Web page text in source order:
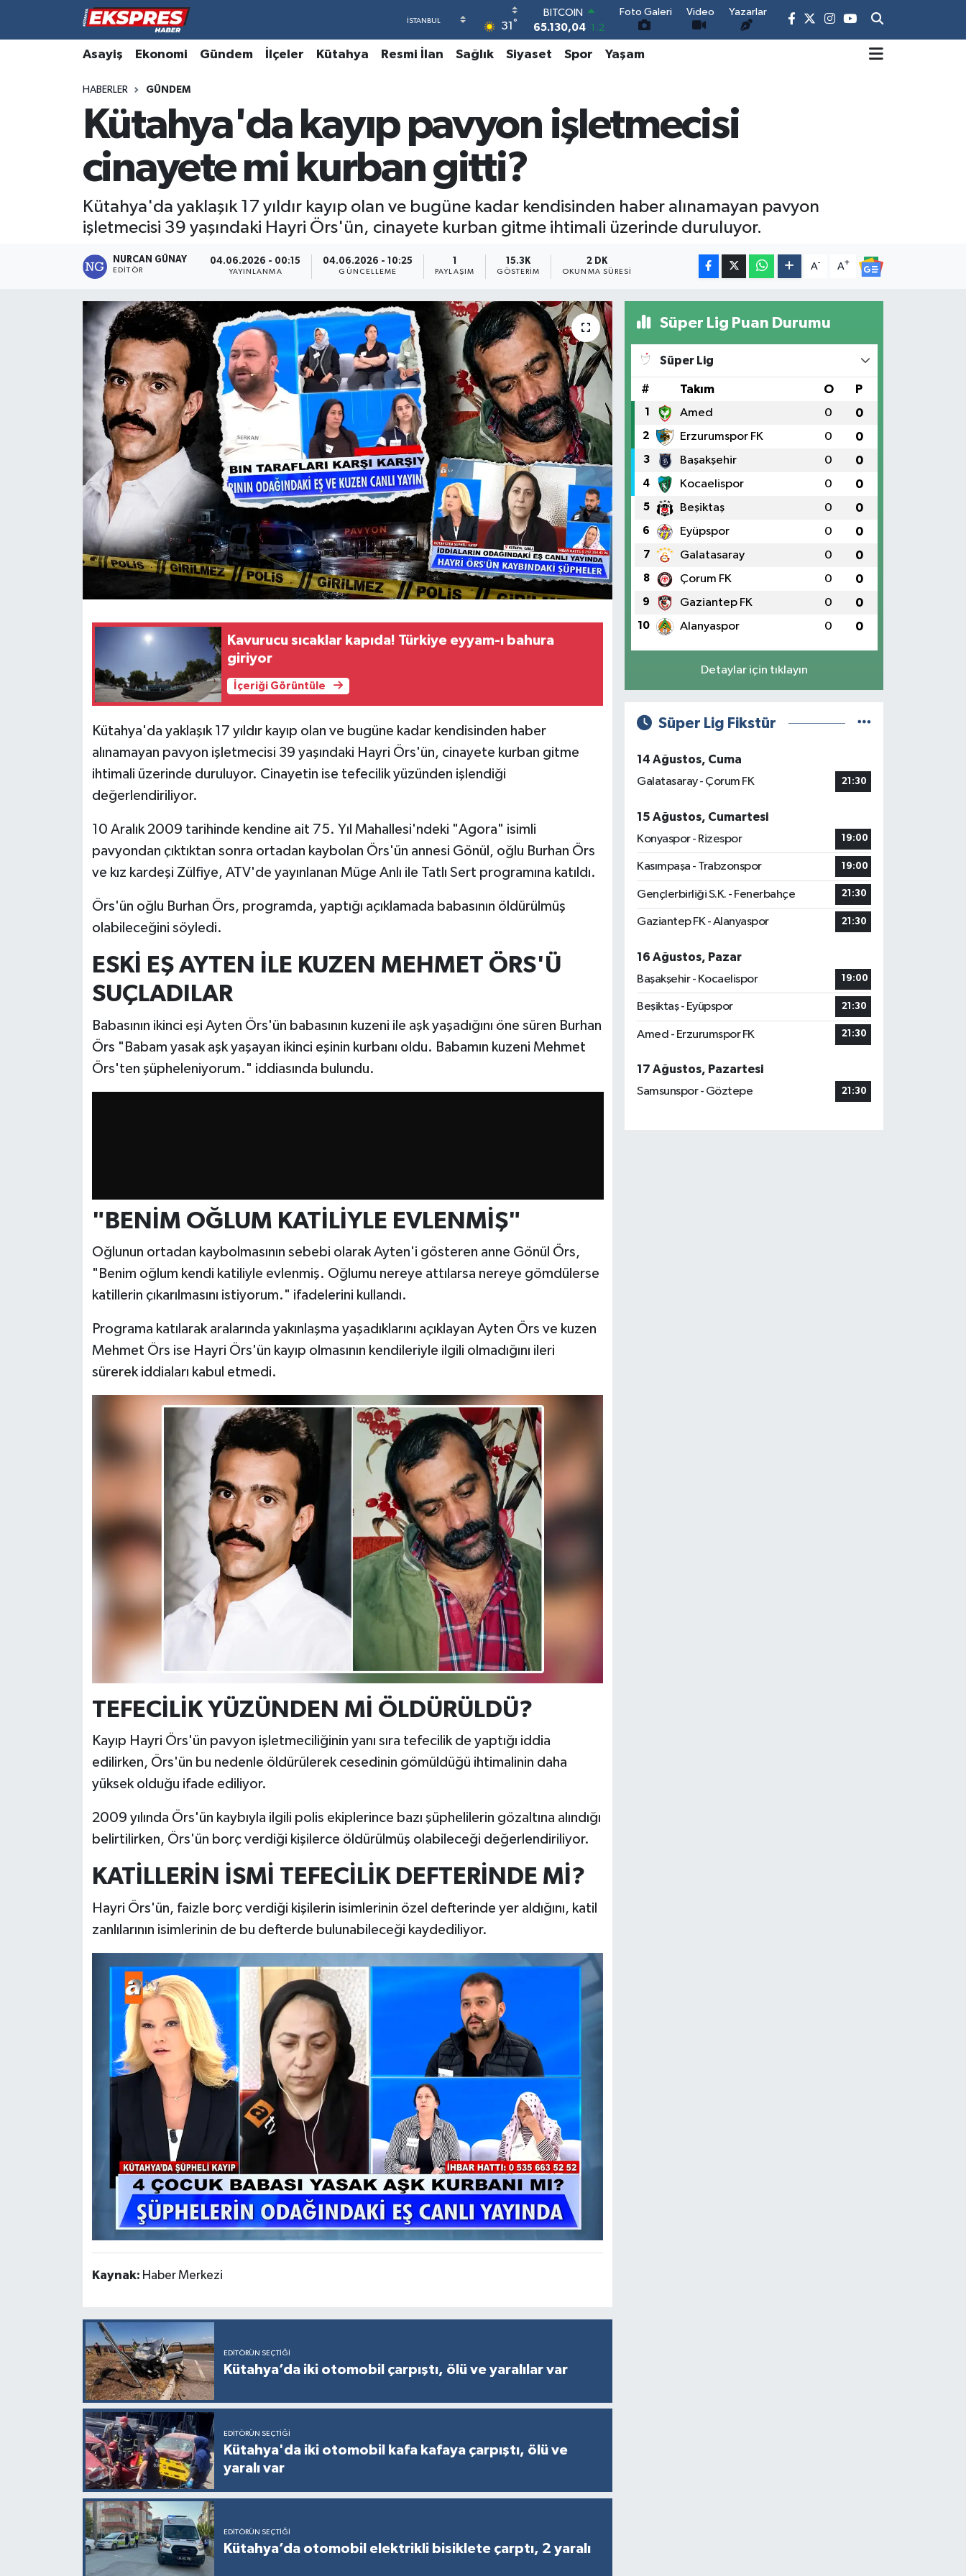
31 °
DOLAR
47,7106 0.17
EURO
55,1652 0.27
6618.49
2.12
BİST100
Foto Galeri Video Yazarlar
Asayiş Ekonomi Gündem İlçeler Kütahya Resmi İlan Sağlık Siyaset Spor Yaşam
HABERLER GÜNDEM
Kütahya'da kayıp pavyon işletmecisi
cinayete mi kurban gitti?
Kütahya'da yaklaşık 17 yıldır kayıp olan ve bugüne kadar kendisinden haber alınamayan pavyon
işletmecisi 39 yaşındaki Hayri Örs'ün, cinayete kurban gitme ihtimali üzerinde duruluyor.
NURCAN GÜNAY
EDITÖR
04.06.2026 - 00:15
YAYINLANMA
04.06.2026 - 10:25
GÜNCELLEME PAYLAŞIM
15.3K
GÖSTERIM
2 DK
OKUNMA SÜRESI
A- A+
Kavurucu sıcaklar kapıda! Türkiye eyyam-ı bahura
giriyor
İçeriği Görüntüle
Kütahya'da yaklaşık 17 yıldır kayıp olan ve bugüne kadar kendisinden haber
alınamayan pavyon işletmecisi 39 yaşındaki Hayri Örs'ün, cinayete kurban gitme
ihtimali üzerinde duruluyor. Cinayetin ise tefecilik yüzünden işlendiği
değerlendiriliyor.
10 Aralık 2009 tarihinde kendine ait 75. Yıl Mahallesi'ndeki "Agora" isimli
pavyondan çıktıktan sonra ortadan kaybolan Örs'ün annesi Gönül, oğlu Burhan Örs
ve kız kardeşi Zülfiye, ATV'de yayınlanan Müge Anlı ile Tatlı Sert programına katıldı.
Örs'ün oğlu Burhan Örs, programda, yaptığı açıklamada babasının öldürülmüş
olabileceğini söyledi.
ESKİ EŞ AYTEN İLE KUZEN MEHMET ÖRS'Ü
SUÇLADILAR
Babasının ikinci eşi Ayten Örs'ün babasının kuzeni ile aşk yaşadığını öne süren Burhan
Örs "Babam yasak aşk yaşayan ikinci eşinin kurbanı oldu. Babamın kuzeni Mehmet
Örs'ten şüpheleniyorum." iddiasında bulundu.
"BENİM OĞLUM KATİLİYLE EVLENMİŞ"
Oğlunun ortadan kaybolmasının sebebi olarak Ayten'i gösteren anne Gönül Örs,
"Benim oğlum kendi katiliyle evlenmiş. Oğlumu nereye attılarsa nereye gömdülerse
katillerin çıkarılmasını istiyorum." ifadelerini kullandı.
Programa katılarak aralarında yakınlaşma yaşadıklarını açıklayan Ayten Örs ve kuzen
Mehmet Örs ise Hayri Örs'ün kayıp olmasının kendileriyle ilgili olmadığını ileri
sürerek iddiaları kabul etmedi.
TEFECİLİK YÜZÜNDEN Mİ ÖLDÜRÜLDÜ?
Kayıp Hayri Örs'ün pavyon işletmeciliğinin yanı sıra tefecilik de yaptığı iddia
edilirken, Örs'ün bu nedenle öldürülerek cesedinin gömüldüğü ihtimalinin daha
yüksek olduğu ifade ediliyor.
2009 yılında Örs'ün kaybıyla ilgili polis ekiplerince bazı şüphelilerin gözaltına alındığı
belirtilirken, Örs'ün borç verdiği kişilerce öldürülmüş olabileceği değerlendiriliyor.
KATİLLERİN İSMİ TEFECİLİK DEFTERİNDE Mİ?
Hayri Örs'ün, faizle borç verdiği kişilerin isimlerinin özel defterinde yer aldığını, katil
zanlılarının isimlerinin de bu defterde bulunabileceği kaydediliyor.
Kaynak: Haber Merkezi
EDITÖRÜN SEÇTIĞI
Kütahya’da iki otomobil çarpıştı, ölü ve yaralılar var
EDITÖRÜN SEÇTIĞI
Kütahya'da iki otomobil kafa kafaya çarpıştı, ölü ve
yaralı var
EDITÖRÜN SEÇTIĞI
Kütahya’da otomobil elektrikli bisiklete çarptı, 2 yaralı
Süper Lig Puan Durumu
Süper Lig
# Takım O P
1 Amed 0 0
2 Erzurumspor FK 0 0
3 Başakşehir 0 0
4 Kocaelispor 0 0
5 Beşiktaş 0 0
6 Eyüpspor 0 0
7 Galatasaray 0 0
8 Çorum FK 0 0
9 Gaziantep FK 0 0
10 Alanyaspor 0 0
Detaylar için tıklayın
Süper Lig Fikstür
14 Ağustos, Cuma
Galatasaray - Çorum FK
21:30
15 Ağustos, Cumartesi
Konyaspor - Rizespor
19:00
Kasımpaşa - Trabzonspor 19:00
Gençlerbirliği S.K. - Fenerbahçe 21:30
Gaziantep FK - Alanyaspor 21:30
16 Ağustos, Pazar
Başakşehir - Kocaelispor
19:00
Beşiktaş - Eyüpspor 21:30
Amed - Erzurumspor FK 21:30
17 Ağustos, Pazartesi
Samsunspor - Göztepe
21:30
Altıntaş
Aslanapa
Biyografiler
Çavdarhisar
Domaniç
Dumlupınar
Foto Galeri
Kültür Sanat
Otomobil
Resmi İlan
Video Galeri
Hava Durumu
Trafik Durumu
Süper Lig Puan Durumu ve Fikstür
Tüm Manşetler
Son Dakika Haberleri
Haber Arşivi